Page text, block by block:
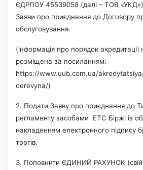
ЄДРПОУ 45539058 (далі – ТОВ
Заяви про приєднання до Договору
обслуговування.
(інформація про порядок
розміщена за посиланням:
https://www.uub.com.ua/
derevyna/)
2. Подати Заяву про приєднання до
регламенту засобами
ЕТС Біржі із
накладенням електронного підпису
торгів.
3. Поповнити ЄДИНИЙ РАХУНОК (свій